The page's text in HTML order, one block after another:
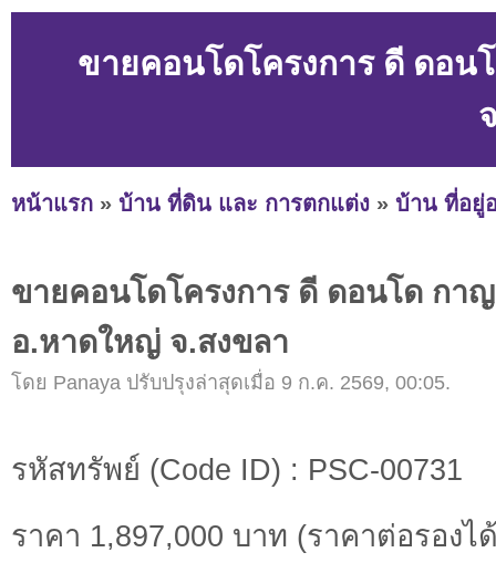
ขายคอนโดโครงการ ดี ดอ
หน้าแรก » บ้าน ที่ดิน และ การตกแต่ง » บ้าน ที่อยู่
ขายคอนโดโครงการ ดี ดอนโด กา
อ.หาดใหญ่ จ.สงขลา
โดย Panaya ปรับปรุงล่าสุดเมื่อ 9 ก.ค. 2569, 00:05.
รหัสทรัพย์ (Code ID) : PSC-00731
ราคา 1,897,000 บาท (ราคาต่อรองไ